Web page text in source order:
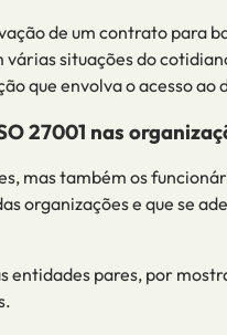
de um contrato para
situações do
que envolva o acessoao
27001 nas
mas também os
organizações e que se
entidades pares, por